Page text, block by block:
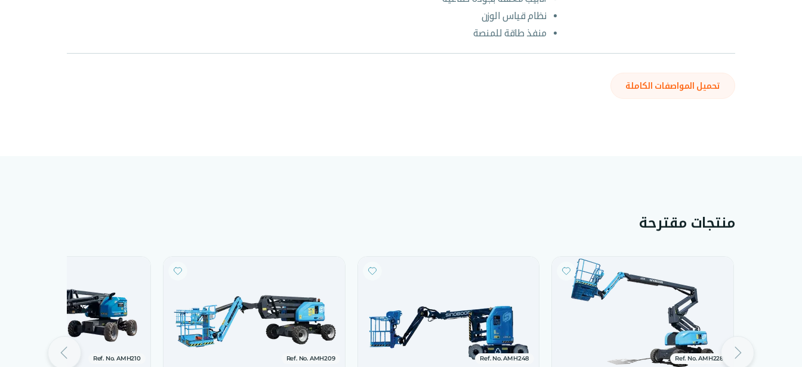
نظام قياس الوزن
منفذ طاقة للمنصة
تحميل المواصفات الكاملة
منتجات مقترحة
Ref. No. AMH228
Ref. No. AMH248
Ref. No. AMH209
Ref. No. AMH210